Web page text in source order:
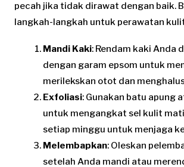
pecah jika tidak dirawat dengan baik.
langkah-langkah untuk perawatan
Mandi Kaki: Rendam kaki Anda
dengan garam epsom untuk
merilekskan otot dan
Exfoliasi: Gunakan batu apung
untuk mengangkat sel kulit
setiap minggu untuk menjaga
Melembapkan: Oleskan
setelah Anda mandi atau